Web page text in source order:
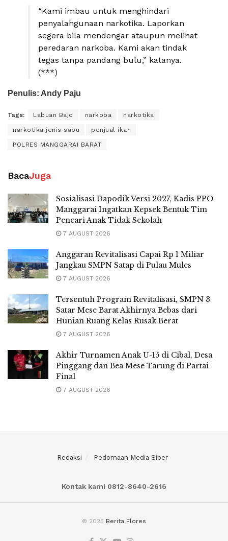
“Kami imbau untuk menghindari
penyalahgunaan narkotika. Laporkan
segera bila mendengar ataupun melihat
peredaran narkoba. Kami akan tindak
tegas tanpa pandang bulu,” katanya.
(***)
Penulis: Andy Paju
Tags: Labuan Bajo narkoba narkotika
narkotika jenis sabu penjual ikan
POLRES MANGGARAI BARAT
BacaJuga
Sosialisasi Dapodik Versi 2027, Kadis PPO
Manggarai Ingatkan Kepsek Bentuk Tim
Pencari Anak Tidak Sekolah
7 AUGUST 2026
Anggaran Revitalisasi Capai Rp 1 Miliar
Jangkau SMPN Satap di Pulau Mules
7 AUGUST 2026
Tersentuh Program Revitalisasi, SMPN 3
Satar Mese Barat Akhirnya Bebas dari
Hunian Ruang Kelas Rusak Berat
7 AUGUST 2026
Akhir Turnamen Anak U-15 di Cibal, Desa
Pinggang dan Bea Mese Tarung di Partai
Final
7 AUGUST 2026
Redaksi Pedomaan Media Siber
Kontak kami 0812-8640-2616
© 2025 Berita Flores